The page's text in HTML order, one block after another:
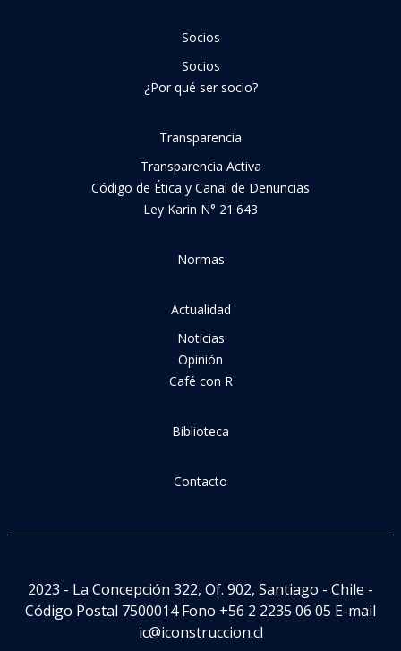
Socios
Socios
¿Por qué ser socio?
Transparencia
Transparencia Activa
Código de Ética y Canal de Denuncias
Ley Karin N° 21.643
Normas
Actualidad
Noticias
Opinión
Café con R
Biblioteca
Contacto
2023 - La Concepción 322, Of. 902, Santiago - Chile -
Código Postal 7500014 Fono +56 2 2235 06 05 E-mail
ic@iconstruccion.cl